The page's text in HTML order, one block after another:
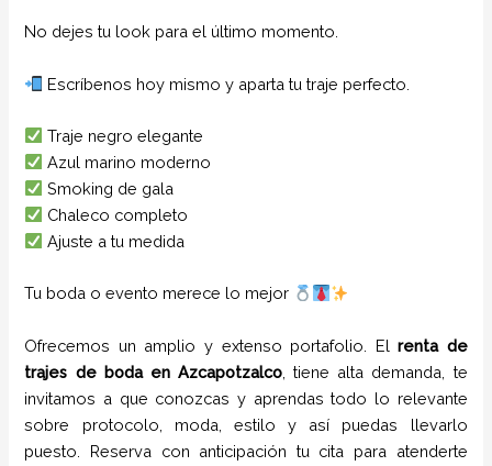
No dejes tu look para el último momento.
Escríbenos hoy mismo y aparta tu traje perfecto.
Traje negro elegante
Azul marino moderno
Smoking de gala
Chaleco completo
Ajuste a tu medida
Tu boda o evento merece lo mejor
Ofrecemos un amplio y extenso portafolio. Elrenta de
trajes de bodaen Azcapotzalco , tiene alta demanda, te
invitamos a que conozcas y aprendas todo lo relevante
sobre protocolo, moda, estilo y así puedas llevarlo
puesto. Reserva con anticipación tu cita para atenderte